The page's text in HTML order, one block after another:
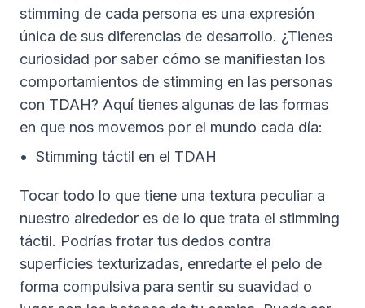
stimming de cada persona es una expresión
única de sus diferencias de desarrollo. ¿Tienes
curiosidad por saber cómo se manifiestan los
comportamientos de stimming en las personas
con TDAH? Aquí tienes algunas de las formas
en que nos movemos por el mundo cada día:
Stimming táctil en el TDAH
Tocar todo lo que tiene una textura peculiar a
nuestro alrededor es de lo que trata el stimming
táctil. Podrías frotar tus dedos contra
superficies texturizadas, enredarte el pelo de
forma compulsiva para sentir su suavidad o